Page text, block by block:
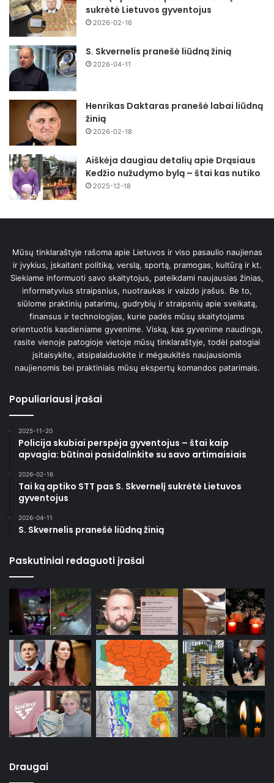
sukrėtė Lietuvos gyventojus
2026-02-16
S. Skvernelis pranešė liūdną žinią
2026-04-11
Henrikas Daktaras pranešė labai liūdną
žinią
2026-02-18
Aiškėja daugiau detalių apie Drąsiaus
Kedžio nužudymo bylą – štai kas nutiko
2025-12-18
Mūsų tinklaraštyje rašoma apie Lietuvos ir viso pasaulio naujienas
ir įvykius, įskaitant politiką, verslą, sportą, pramogas, kultūrą ir kt.
Siekiame informuoti savo skaitytojus, pateikdami naujausias žinias,
informatyvius straipsnius, nuotraukas ir vaizdo įrašus. Be to,
siūlome praktinių patarimų, gudrybių ir straipsnių apie sveikatą,
finansus ir technologijas, kurie padės mūsų skaitytojams
orientuotis kasdieniame gyvenime. Viską, kas gyvenime naudinga,
rasite vienoje patogioje vietoje mūsų tinklaraštyje, todėl patogiai
įsitaisykite, atsipalaiduokite ir mėgaukitės naujausiomis
naujienomis bei praktiniais mūsų ekspertų komandos patarimais.
Populiariausi įrašai
2025-11-20
Policija skubiai perspėja gyventojus – štai kaip
apvagia: būtinai pasidalinkite su savo artimaisiais
2026-02-16
Tai ką aptiko STT pas S. Skvernelį sukrėtė Lietuvos
gyventojus
2026-04-11
S. Skvernelis pranešė liūdną žinią
Paskutiniai redaguoti įrašai
Draugai